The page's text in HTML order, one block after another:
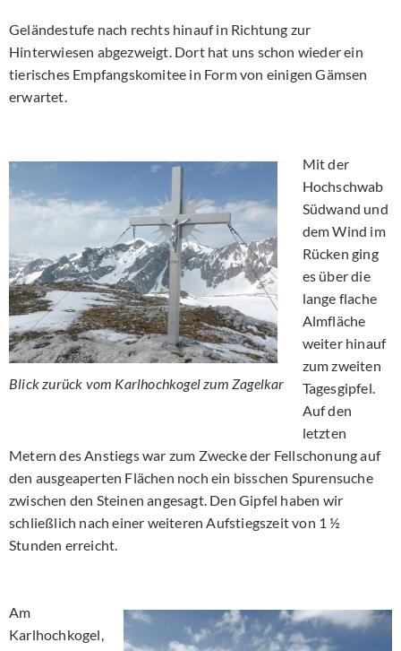
Geländestufe nach rechts hinauf in Richtung zur
Hinterwiesen abgezweigt. Dort hat uns schon wieder ein
tierisches Empfangskomitee in Form von einigen Gämsen
erwartet.
Blick zurück vom Karlhochkogel zum Zagelkar
Mit der
Hochschwab
Südwand und
dem Wind im
Rücken ging
es über die
lange flache
Almfläche
weiter hinauf
zum zweiten
Tagesgipfel.
Auf den
letzten
Metern des Anstiegs war zum Zwecke der Fellschonung auf
den ausgeaperten Flächen noch ein bisschen Spurensuche
zwischen den Steinen angesagt. Den Gipfel haben wir
schließlich nach einer weiteren Aufstiegszeit von 1 ½
Stunden erreicht.
Am
Karlhochkogel,